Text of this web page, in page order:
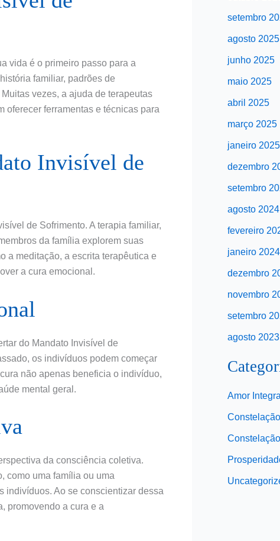
vida é o primeiro passo para a
familiar, padrões de
vezes, a ajuda de terapeutas
oferecer ferramentas e técnicas para
Invisível de
de Sofrimento. A terapia familiar,
da família explorem suas
a meditação, a escrita terapêutica e
a cura emocional.
do Mandato Invisível de
os indivíduos podem começar
não apenas beneficia o indivíduo,
mental geral.
da consciência coletiva.
como uma família ou uma
indivíduos. Ao se conscientizar dessa
promovendo a cura e a
setembro
agosto 2025
junho 2025
maio 2025
abril 2025
março 2025
janeiro 2025
dezembro
setembro
agosto 2024
fevereiro
janeiro 2024
dezembro
novembro
setembro
agosto 2023
Amor Integral